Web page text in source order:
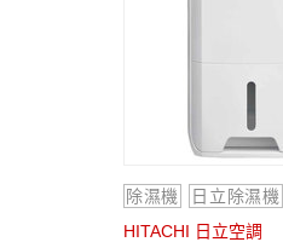
除濕機
日立除濕機
HITACHI 日立空調